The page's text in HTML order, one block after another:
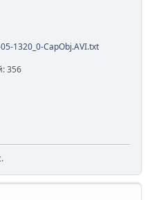
1320_0-CapObj.AVI.txt
356